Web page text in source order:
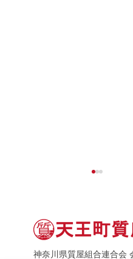
神奈川県質屋組合連合会